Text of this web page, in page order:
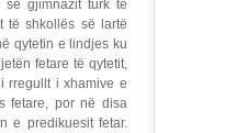
së gjimnazit turk të
të shkollës së lartë
qytetin e lindjes ku
fetare të qytetit,
rregullt i xhamive e
fetare, por në disa
e predikuesit fetar.